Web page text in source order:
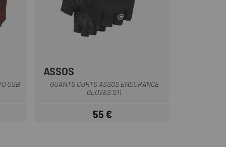
USB
ASSOS
GUANTS CURTS ASSOS ENDURANCE
GLOVES S11
Preu
55 €